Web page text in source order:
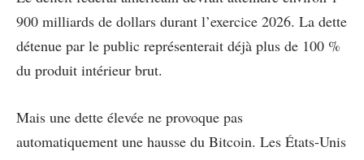
900 milliards de dollars durant l’exercice 2026. La dette
détenue par le public représenterait déjà plus de 100 %
du produit intérieur brut.
Mais une dette élevée ne provoque pas
automatiquement une hausse du Bitcoin. Les États-Unis